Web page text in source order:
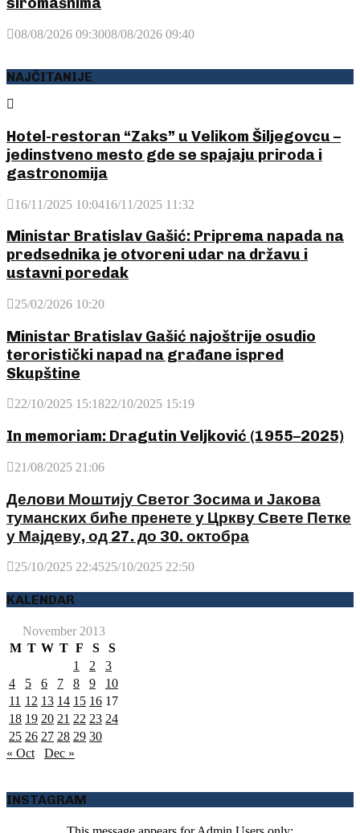
08/08/2026 09:3008/08/2026 09:40
NAJČITANIJE
Hotel-restoran “Zaks” u Velikom Šiljegovcu –
jedinstveno mesto gde se spajaju priroda i
gastronomija
16/11/2025 10:0416/11/2025 11:32
Ministar Bratislav Gašić: Priprema napada na
predsednika je otvoreni udar na državu i
ustavni poredak
25/02/2026 10:20
Ministar Bratislav Gašić najoštrije osudio
teroristički napad na građane ispred
Skupštine
22/10/2025 15:1822/10/2025 15:19
In memoriam: Dragutin Veljković (1955–2025)
21/08/2025 21:06
Делови Моштију Светог Зосима и Јакова
туманских биће пренете у Цркву Свете Петке
у Мајдеву, од 27. до 30. октобра
25/10/2025 22:4525/10/2025 22:50
KALENDAR
November 2013
M T W T F S
S
1
2
3
4
5 6 7 8 9
10
11 12 13 14 15 16 17
18 19 20 21 22 23 24
25 26 27 28 29 30
« Oct
Dec »
INSTAGRAM